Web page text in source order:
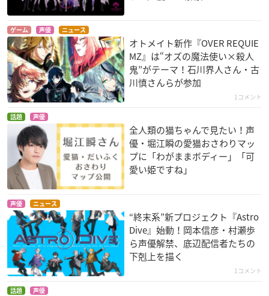
ゲーム 声優 ニュース
オトメイト新作『OVER REQUIE
MZ』は“オズの魔法使い×殺人
鬼”がテーマ！石川界人さん・古
川慎さんらが参加
1コメント
話題 声優
全人類の猫ちゃんで見たい！声
優・堀江瞬の愛猫おさわりマッ
プに「わがままボディー」「可
愛い姫ですね」
声優 ニュース
“終末系”新プロジェクト『Astro
Dive』始動！岡本信彦・村瀬歩
ら声優解禁、底辺配信者たちの
下剋上を描く
1コメント
話題 声優